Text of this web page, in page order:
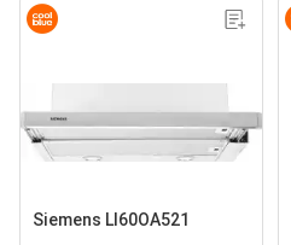
Siemens LI60OA521